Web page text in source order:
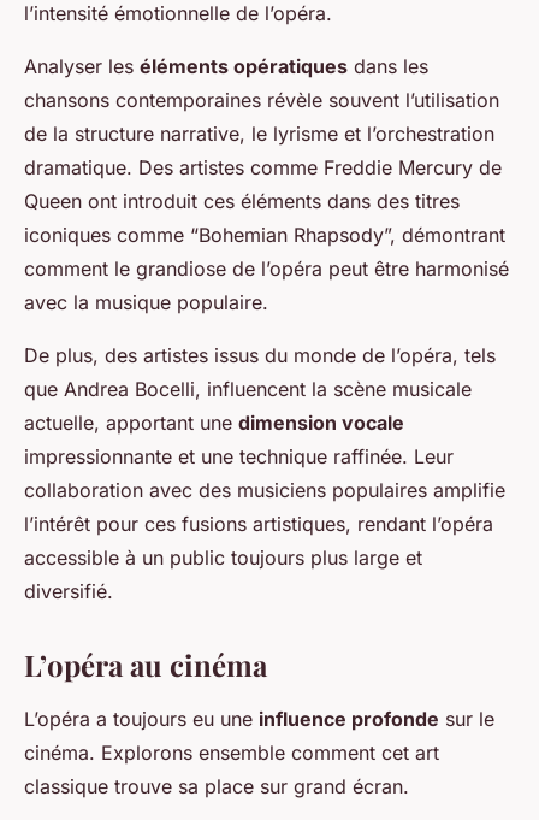
l’intensité émotionnelle de l’opéra.
Analyser les éléments opératiques dans les
chansons contemporaines révèle souvent l’utilisation
de la structure narrative, le lyrisme et l’orchestration
dramatique. Des artistes comme Freddie Mercury de
Queen ont introduit ces éléments dans des titres
iconiques comme “Bohemian Rhapsody”, démontrant
comment le grandiose de l’opéra peut être harmonisé
avec la musique populaire.
De plus, des artistes issus du monde de l’opéra, tels
que Andrea Bocelli, influencent la scène musicale
actuelle, apportant une dimension vocale
impressionnante et une technique raffinée. Leur
collaboration avec des musiciens populaires amplifie
l’intérêt pour ces fusions artistiques, rendant l’opéra
accessible à un public toujours plus large et
diversifié.
L’opéra au cinéma
L’opéra a toujours eu une influence profonde sur le
cinéma. Explorons ensemble comment cet art
classique trouve sa place sur grand écran.